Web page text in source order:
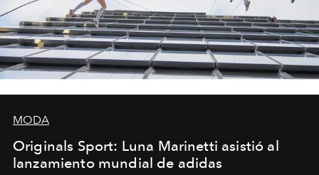
MODA
Originals Sport: Luna Marinetti asistió al
lanzamiento mundial de adidas